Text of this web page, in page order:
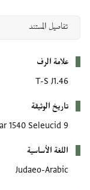
علامة الرف
T-S J1.46
تاريخ الوثيقة
9 Iyyar 1540 Seleucid
اللغة الأساسية
Judaeo-Arabic